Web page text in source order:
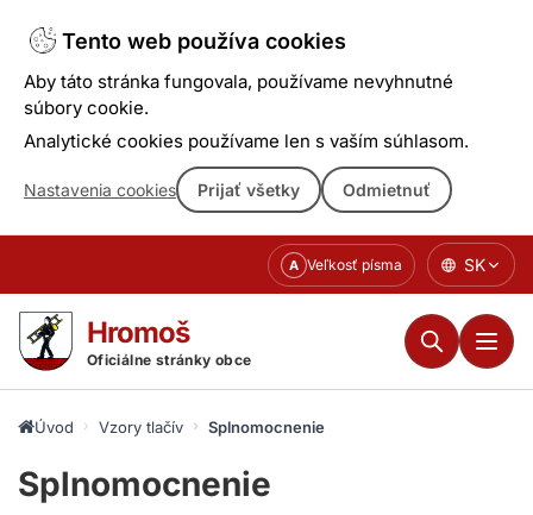
Tento web používa cookies
Aby táto stránka fungovala, používame nevyhnutné
súbory cookie.
Analytické cookies používame len s vaším súhlasom.
Nastavenia cookies Prijať všetky Odmietnuť
obsahu
A Veľkosť písma SK
Hromoš
Oficiálne stránky obce
Úvod Vzory tlačív Splnomocnenie
Splnomocnenie